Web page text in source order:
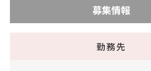
募集情報
勤務先